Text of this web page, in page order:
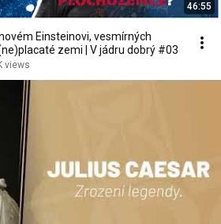
46:55
Einsteinovi, vesmírných
zemi | V jádru dobrý #03
views